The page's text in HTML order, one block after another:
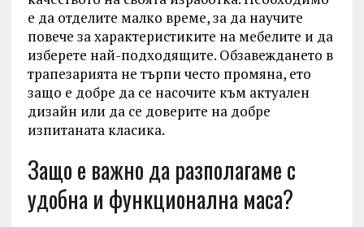
е да отделите малко време, за да научите
повече за характеристиките на мебелите и да
изберете най-подходящите. Обзавеждането в
трапезарията не търпи често промяна, ето
защо е добре да се насочите към актуален
дизайн или да се доверите на добре
изпитаната класика.
Защо е важно да разполагаме с
удобна и функционална маса?